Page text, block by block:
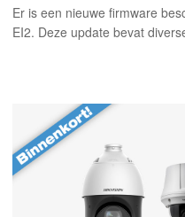
Er is een nieuwe firmware
EI2. Deze update bevat